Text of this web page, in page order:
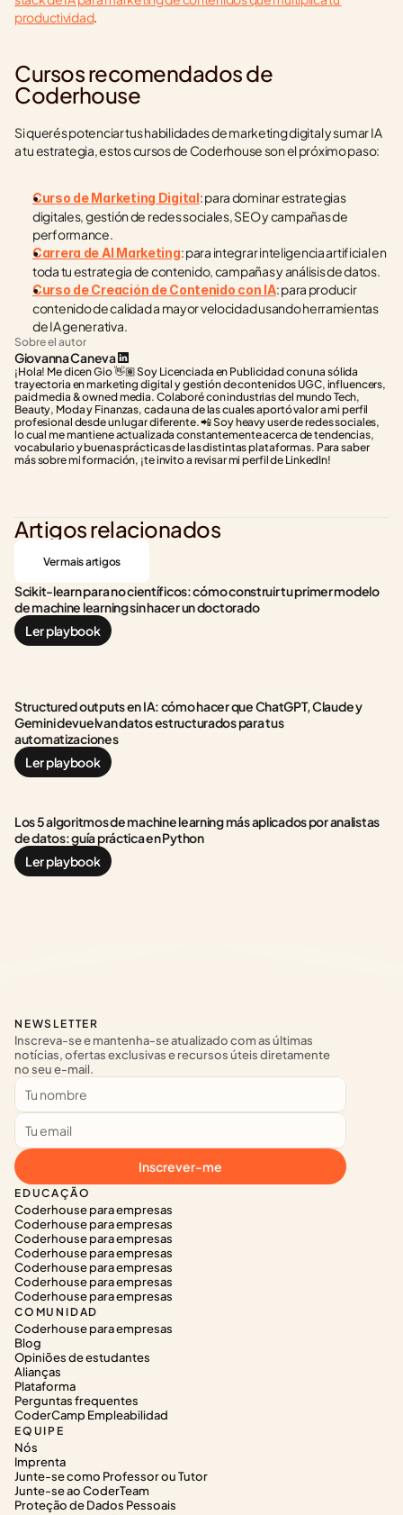
productividad.
Cursos recomendados de
Coderhouse
Si querés potenciar tus habilidades de marketing digital y sumar IA
a tu estrategia, estos cursos de Coderhouse son el próximo paso:
Curso de Marketing Digital: para dominar estrategias
digitales, gestión de redes sociales, SEO y campañas de
performance.
Carrera de AI Marketing: para integrar inteligencia artificial en
toda tu estrategia de contenido, campañas y análisis de datos.
Curso de Creación de Contenido con IA: para producir
contenido de calidad a mayor velocidad usando herramientas
de IA generativa.
Sobre el autor
Giovanna Caneva
¡Hola! Me dicen Gio 👋🏽 Soy Licenciada en Publicidad con una sólida
trayectoria en marketing digital y gestión de contenidos UGC, influencers,
paid media & owned media. Colaboré con industrias del mundo Tech,
Beauty, Moda y Finanzas, cada una de las cuales aportó valor a mi perfil
profesional desde un lugar diferente. 📲 Soy heavy user de redes sociales,
lo cual me mantiene actualizada constantemente acerca de tendencias,
vocabulario y buenas prácticas de las distintas plataformas. Para saber
más sobre mi formación, ¡te invito a revisar mi perfil de LinkedIn!
Artigos relacionados
Ver mais artigos
Scikit-learn para no científicos: cómo construir tu primer modelo
de machine learning sin hacer un doctorado
Ler playbook
Structured outputs en IA: cómo hacer que ChatGPT, Claude y
Gemini devuelvan datos estructurados para tus
automatizaciones
Ler playbook
Los 5 algoritmos de machine learning más aplicados por analistas
de datos: guía práctica en Python
Ler playbook
EDUCAÇÃO
Coderhouse para empresas
Coderhouse para empresas
Coderhouse para empresas
Coderhouse para empresas
Coderhouse para empresas
Coderhouse para empresas
Coderhouse para empresas
COMUNIDAD
Coderhouse para empresas
Blog
Opiniões de estudantes
Alianças
Plataforma
Perguntas frequentes
CoderCamp Empleabilidad
EQUIPE
Nós
Imprenta
Junte-se como Professor ou Tutor
Junte-se ao CoderTeam
Proteção de Dados Pessoais
NEWSLETTER
Inscreva-se e mantenha-se atualizado com as últimas
notícias, ofertas exclusivas e recursos úteis diretamente
no seu e-mail.
Inscrever-me